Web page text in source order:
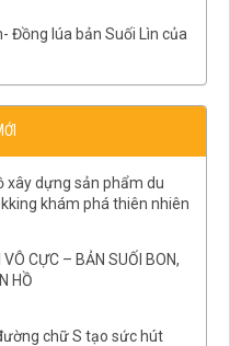
Đồng lúa bản Suối Lìn của
xây dựng sản phẩm du
khám phá thiên nhiên
VÔ CỰC – BẢN SUỐI BON,
HỒ
chữ S tạo sức hút